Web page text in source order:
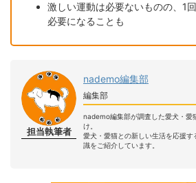
激しい運動は必要ないものの、1
必要になることも
担当執筆者
nademo編集部
編集部
nademo編集部が調査した愛犬・愛
け。
愛犬・愛猫との新しい生活を応援す
識をご紹介しています。